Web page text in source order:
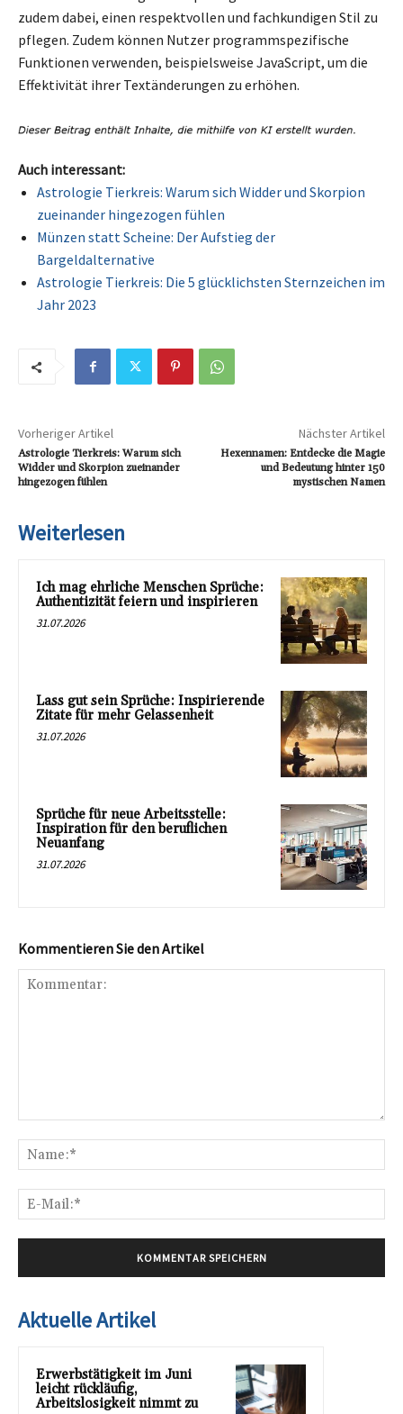
zudem dabei, einen respektvollen und fachkundigen Stil zu
pflegen. Zudem können Nutzer programmspezifische
Funktionen verwenden, beispielsweise JavaScript, um die
Effektivität ihrer Textänderungen zu erhöhen.
Auch interessant:
Astrologie Tierkreis: Warum sich Widder und Skorpion
zueinander hingezogen fühlen
Münzen statt Scheine: Der Aufstieg der
Bargeldalternative
Astrologie Tierkreis: Die 5 glücklichsten Sternzeichen im
Jahr 2023
Vorheriger Artikel
Astrologie Tierkreis: Warum sich
Widder und Skorpion zueinander
hingezogen fühlen
Nächster Artikel
Hexennamen: Entdecke die Magie
und Bedeutung hinter 150
mystischen Namen
Weiterlesen
Ich mag ehrliche Menschen Sprüche:
Authentizität feiern und inspirieren
31.07.2026
Lass gut sein Sprüche: Inspirierende
Zitate für mehr Gelassenheit
31.07.2026
Sprüche für neue Arbeitsstelle:
Inspiration für den beruflichen
Neuanfang
31.07.2026
Kommentieren Sie den Artikel
Aktuelle Artikel
Erwerbstätigkeit im Juni
leicht rückläufig,
Arbeitslosigkeit nimmt zu